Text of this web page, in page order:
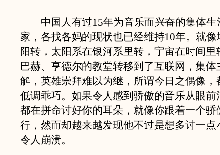
中国人有过15年为音乐而兴奋的集体生
家，各找各妈的现状也已经维持10年。就
阳转，太阳系在银河系里转，宇宙在时间里
巴赫、亨德尔的教堂转移到了互联网，集体
解，英雄崇拜难以为继，所谓今日之偶像，
低调乖巧。如果令人感到骄傲的音乐从眼前
都在拼命讨好你的耳朵，就像你跟着一个骄
行，然而却越来越发现他不过是想多讨一点
令人崩溃。